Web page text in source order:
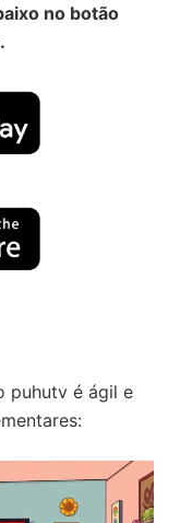
no botão
puhutv é ágil e